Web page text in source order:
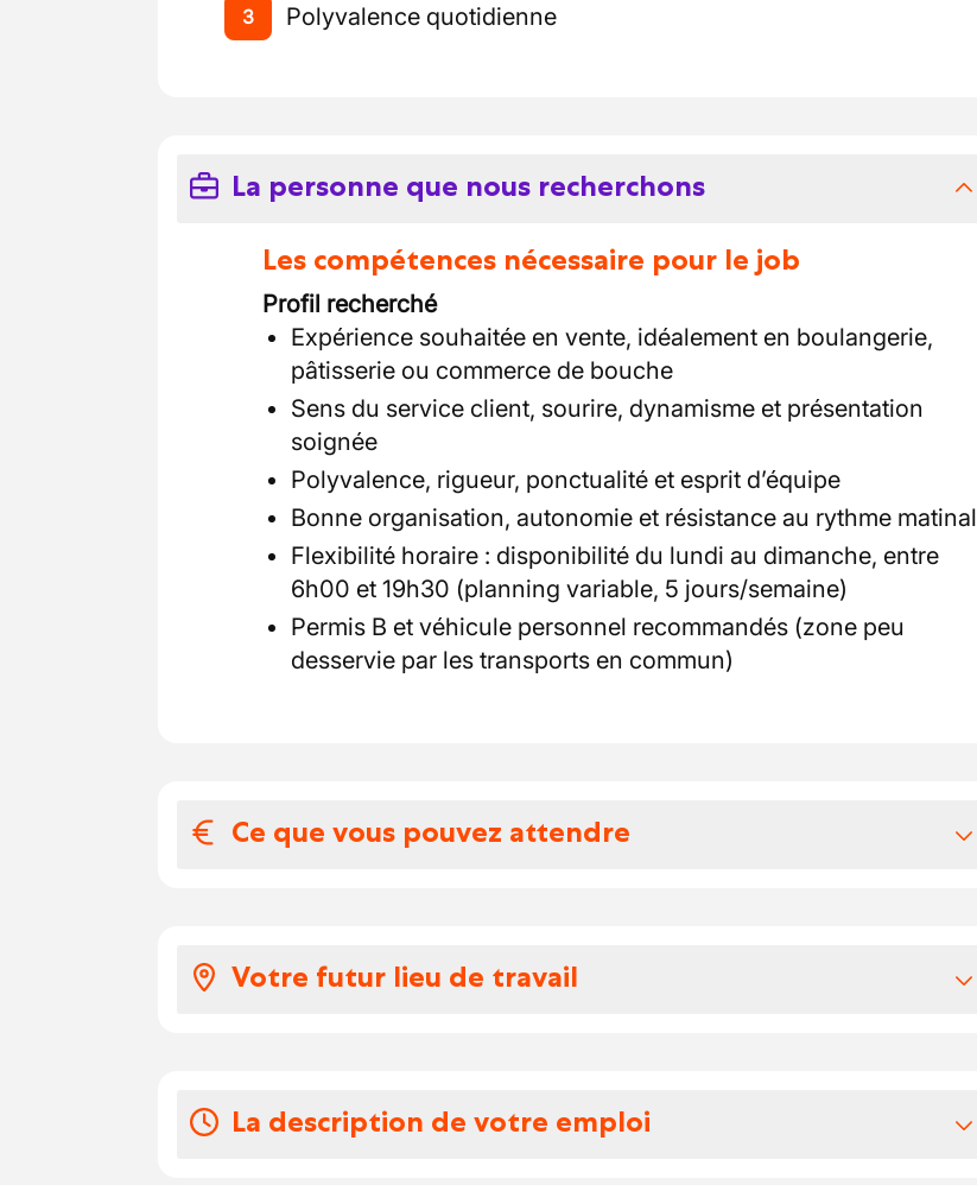
3 Polyvalence quotidienne
La personne que nous recherchons
Les compétences nécessaire pour le job
Profil recherché
Expérience souhaitée en vente, idéalement en boulangerie,
pâtisserie ou commerce de bouche
Sens du service client, sourire, dynamisme et présentation
soignée
Polyvalence, rigueur, ponctualité et esprit d’équipe
Bonne organisation, autonomie et résistance au rythme matinal
Flexibilité horaire : disponibilité du lundi au dimanche, entre
6h00 et 19h30 (planning variable, 5 jours/semaine)
Permis B et véhicule personnel recommandés (zone peu
desservie par les transports en commun)
Ce que vous pouvez attendre
Selon votre expérience, votre salaire brut se situe entre 1850 et
Vos congés
Votre futur lieu de travail
humeur, le partage et l’entraide rythment le quotidien de la
La description de votre emploi